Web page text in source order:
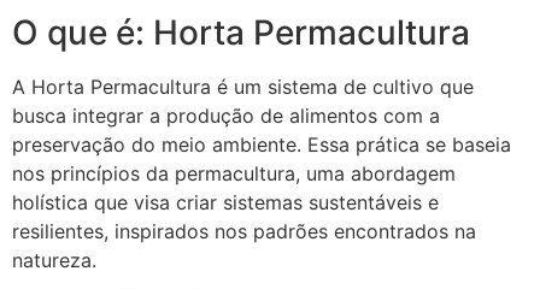
O que é: Horta Permacultura
A Horta Permacultura é um sistema de cultivo que
busca integrar a produção de alimentos com a
preservação do meio ambiente. Essa prática se baseia
nos princípios da permacultura, uma abordagem
holística que visa criar sistemas sustentáveis e
resilientes, inspirados nos padrões encontrados na
natureza.